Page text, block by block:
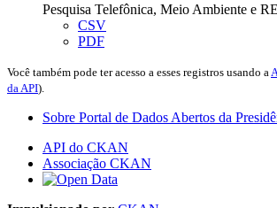
Pesquisa Telefônica, Meio Ambiente e
CSV
PDF
Você também pode ter acesso a esses registros usando a
da API).
Sobre Portal de Dados Abertos da
API do CKAN
Associação CKAN